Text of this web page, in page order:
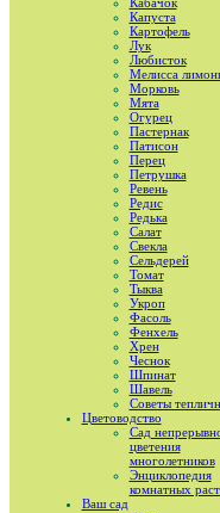
Капуста
Картофель
Лук
Любисток
Мелисса
Морковь
Мята
Огурец
Пастернак
Патисон
Перец
Петрушка
Ревень
Редис
Редька
Салат
Свекла
Сельдерей
Томат
Тыква
Укроп
Фасоль
Фенхель
Хрен
Чеснок
Шпинат
Шавель
Советы
Цветоводство
Сад
цветения
многолетников
Энциклопедия
комнатных
Ваш сад